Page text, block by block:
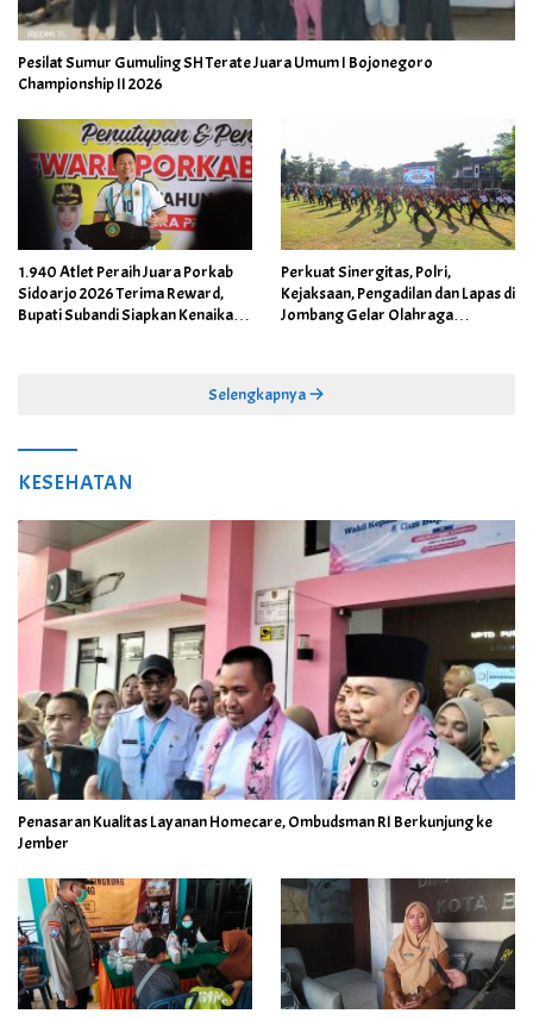
Pesilat Sumur Gumuling SH Terate Juara Umum I Bojonegoro
Championship II 2026
1.940 Atlet Peraih Juara Porkab
Sidoarjo 2026 Terima Reward,
Bupati Subandi Siapkan Kenaikan
Perkuat Sinergitas, Polri,
Kejaksaan, Pengadilan dan Lapas di
Jombang Gelar Olahraga
Selengkapnya
KESEHATAN
Penasaran Kualitas Layanan Homecare, Ombudsman RI Berkunjung ke
Jember